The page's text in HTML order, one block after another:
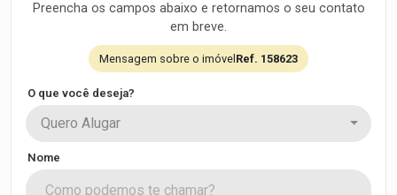
Preencha os campos abaixo e retornamos o seu contato
em breve.
Mensagem sobre o imóvel Ref. 158623
O que você deseja?
Quero Alugar
Nome